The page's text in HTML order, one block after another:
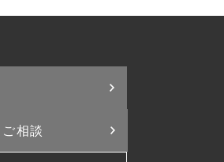
ご相談